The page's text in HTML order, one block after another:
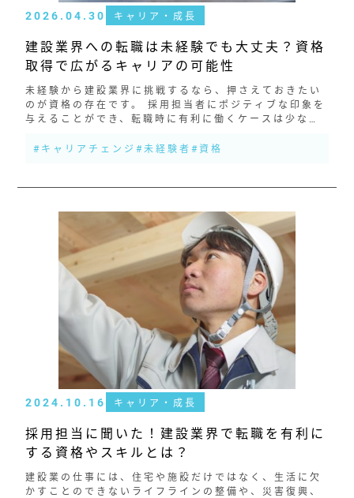
2026.04.30 キャリア・成長
建設業界への転職は未経験でも大丈夫？資格
取得で広がるキャリアの可能性
未経験から建設業界に挑戦するなら、押さえておきたい
のが資格の存在です。 採用担当者にポジティブな印象を
与えることができ、転職時に有利に働くケースは少なく
につけておくことで、現場での理解...
#キャリアチェンジ#未経験者#資格
2024.10.16 キャリア・成長
採用担当に聞いた！建設業界で転職を有利に
する資格やスキルとは？
建設業の仕事には、住宅や施設だけではなく、生活に欠
かすことのできないライフラインの整備や、災害復興、